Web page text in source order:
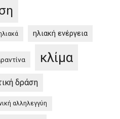
ηλιακή ενέργεια
κλίμα
δράση
αλληλεγγύη